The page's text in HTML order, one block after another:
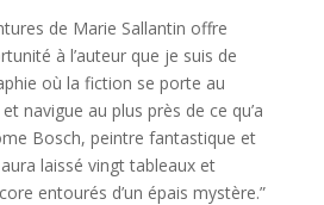
de Marie Sallantin offre
à l’auteur que je suis de
où la fiction se porte au
navigue au plus près de ce qu’a
Bosch, peintre fantastique et
laissé vingt tableaux et
entourés d’un épais mystère.”